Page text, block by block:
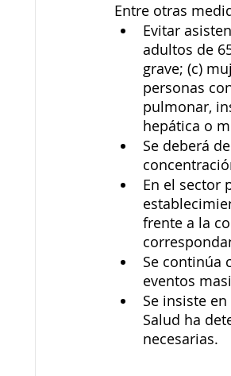
Entre otras
Evitar
adultos de
grave; (c)
personas
pulmonar,
hepática o
Se deberá
En el sector
frente a la
Se continúa
eventos
Se insiste
Salud ha
necesarias.